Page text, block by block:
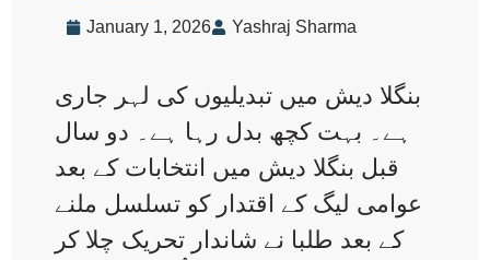
January 1, 2026 Yashraj Sharma
بنگلا دیش میں تبدیلیوں کی لہر جاری
ہے۔ بہت کچھ بدل رہا ہے۔ دو سال
قبل بنگلا دیش میں انتخابات کے بعد
عوامی لیگ کے اقتدار کو تسلسل ملنے
کے بعد طلبا نے شاندار تحریک چلا کر